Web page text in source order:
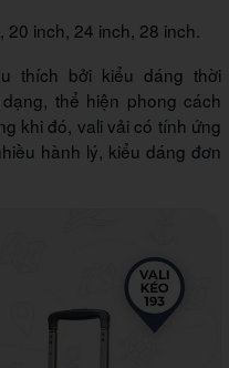
20 inch, 24 inch, 28 inch.
thích bởi kiểu dáng thời
thể hiện phong cách
khi đó, vali vải có tính ứng
hành lý, kiểu dáng đơn